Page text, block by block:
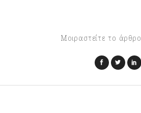
Μοιραστείτε το άρθρο